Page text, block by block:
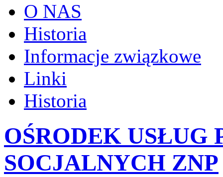
O NAS
Historia
Informacje związkowe
Linki
Historia
OŚRODEK USŁUG
SOCJALNYCH ZNP